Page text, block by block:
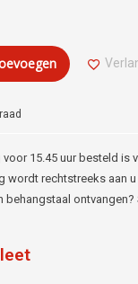
voor 15.45 uur besteld is
wordt rechtstreeks aan
behangstaal